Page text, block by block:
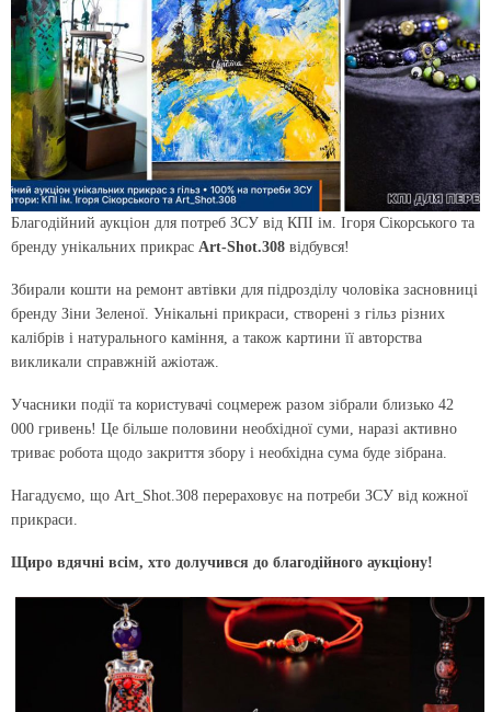
Благодійний аукціон для потреб ЗСУ від КПІ ім. Ігоря Сікорського та
бренду унікальних прикрас Art-Shot.308 відбувся!
Збирали кошти на ремонт автівки для підрозділу чоловіка засновниці
бренду Зіни Зеленої. Унікальні прикраси, створені з гільз різних
калібрів і натурального каміння, а також картини її авторства
викликали справжній ажіотаж.
Учасники події та користувачі соцмереж разом зібрали близько 42
000 гривень! Це більше половини необхідної суми, наразі активно
триває робота щодо закриття збору і необхідна сума буде зібрана.
Нагадуємо, що Art_Shot.308 перераховує на потреби ЗСУ від кожної
прикраси.
Щиро вдячні всім, хто долучився до благодійного аукціону!